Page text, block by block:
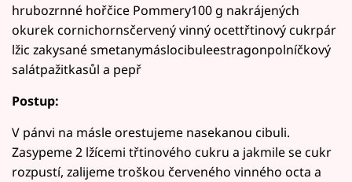
hrubozrnné hořčice Pommery100 g nakrájených
okurek cornichornsčervený vinný ocettřtinový cukrpár
lžic zakysané smetanymáslocibuleestragonpolníčkový
salátpažitkasůl a pepř
Postup:
V pánvi na másle orestujeme nasekanou cibuli.
Zasypeme 2 lžícemi třtinového cukru a jakmile se cukr
rozpustí, zalijeme troškou červeného vinného octa a